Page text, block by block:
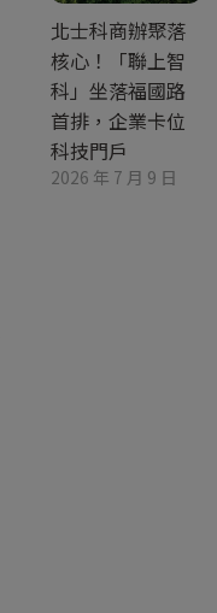
北士科商辦聚落
核心！「聯上智
科」坐落福國路
首排，企業卡位
科技門戶
2026 年 7 月 9 日